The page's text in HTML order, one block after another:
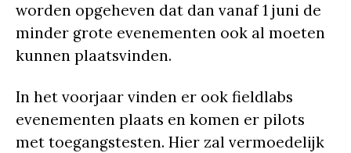
worden opgeheven dat dan vanaf 1 juni de
minder grote evenementen ook al moeten
kunnen plaatsvinden.
In het voorjaar vinden er ook fieldlabs
evenementen plaats en komen er pilots
met toegangstesten. Hier zal vermoedelijk